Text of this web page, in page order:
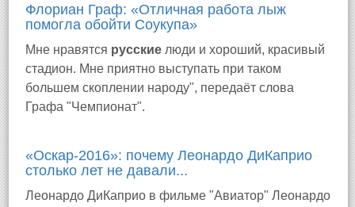
Флориан Граф: «Отличная работа лыж
помогла обойти Соукупа»
Мне нравятся русские люди и хороший, красивый
стадион. Мне приятно выступать при таком
большем скоплении народу", передаёт слова
Графа "Чемпионат".
«Оскар-2016»: почему Леонардо ДиКаприо
столько лет не давали...
Леонардо ДиКаприо в фильме "Авиатор" Леонардо